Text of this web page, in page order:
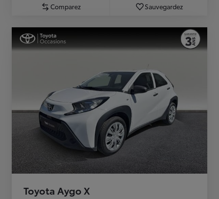
Comparez Sauvegardez
Toyota Aygo X